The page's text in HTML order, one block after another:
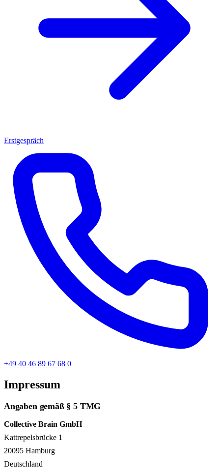
Erstgespräch
+49 40 46 89 67 68 0
Impressum
Angaben gemäß § 5 TMG
Collective Brain GmbH
Kattrepelsbrücke 1
20095 Hamburg
Deutschland